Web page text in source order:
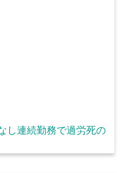
し連続勤務で過労死の